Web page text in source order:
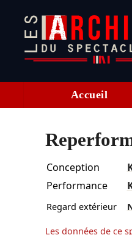
Accueil
Conception
Performance
Regard extérieur
Les données de ce